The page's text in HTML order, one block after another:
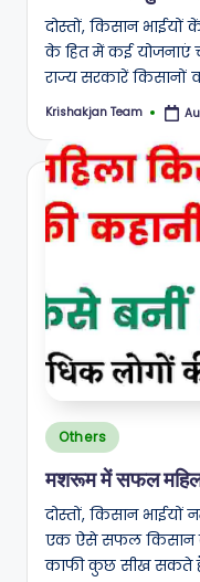
A
N
दोस्तों, किसान भाईयों
के हित में कई योजनाएं
राज्य सरकारें
Posted
Krishakjan Team
Posted
in
Others
मशरूम में सफल
दोस्तों, किसान
एक ऐसे सफल किसान
काफी कुछ सीख सकते